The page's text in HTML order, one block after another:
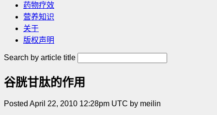
药物疗效
营养知识
关于
版权声明
Search by article title
谷胱甘肽的作用
Posted April 22, 2010 12:28pm UTC by meilin